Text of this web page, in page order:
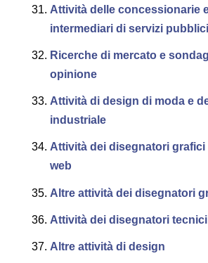
Attività delle concessionarie
intermediari di servizi
Ricerche di mercato e
opinione
Attività di design di moda e
industriale
Attività dei disegnatori grafici
web
Altre attività dei disegnatori
Attività dei disegnatori tecnici
Altre attività di design